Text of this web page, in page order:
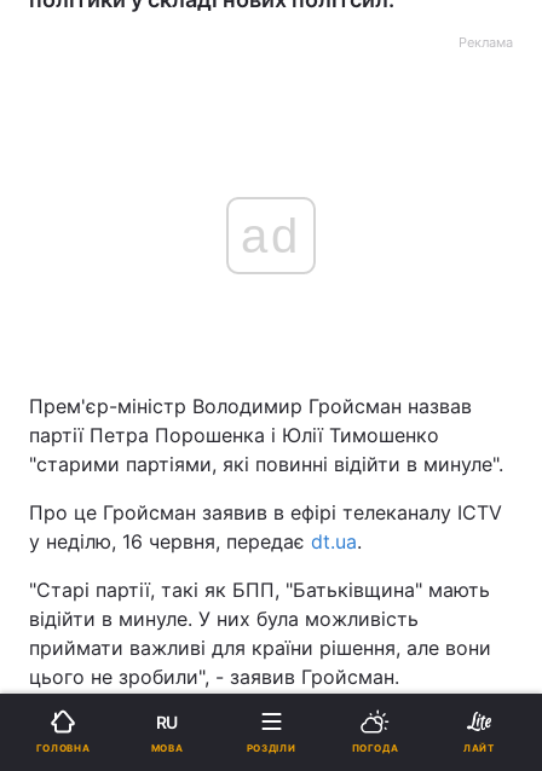
Реклама
ad
Прем'єр-міністр Володимир Гройсман назвав
партії Петра Порошенка і Юлії Тимошенко
"старими партіями, які повинні відійти в минуле".
Про це Гройсман заявив в ефірі телеканалу ICTV
у неділю, 16 червня, передає dt.ua.
"Старі партії, такі як БПП, "Батьківщина" мають
відійти в минуле. У них була можливість
приймати важливі для країни рішення, але вони
цього не зробили", - заявив Гройсман.
На думку прем'єра, до Верховної Ради дев'ятого
скликання мають зайти "нові сили".
ГОЛОВНА
RU
МОВА РОЗДІЛИ ПОГОДА ЛАЙТ